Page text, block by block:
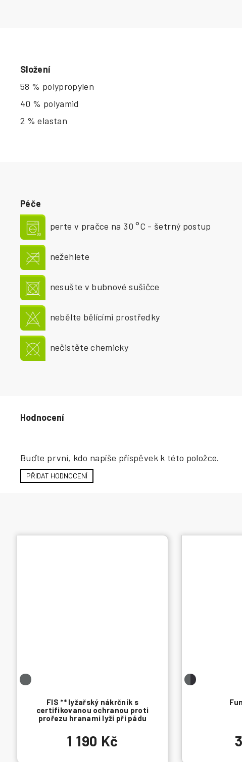
FIS ** lyžařský nákrčník s
certifikovanou ochranou proti
prořezu hranami lyží při pádu
1 190 Kč
Buďte první, kdo napíše příspěvek k této položce.
PŘIDAT HODNOCENÍ
Péče
perte v pračce na 30 °C - šetrný postup
nežehlete
nesušte v bubnové sušičce
nebělte bělícími prostředky
nečistěte chemicky
Složení
58 % polypropylen
40 % polyamid
2 % elastan